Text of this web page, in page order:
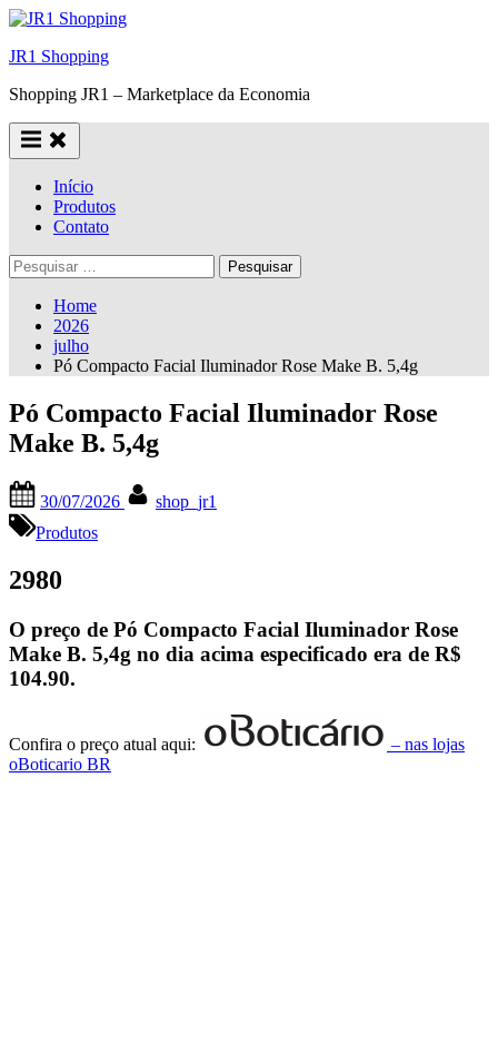
Skip
content
JR1 Shopping
Shopping JR1 – Marketplace da Economia
Início
Produtos
Contato
Pesquisar
por:
Home
2026
julho
Pó Compacto Facial Iluminador Rose Make B. 5,4g
Pó Compacto Facial Iluminador Rose
Make B. 5,4g
on
30/07/2026
shop_jr1
Produtos
2980
O preço de Pó Compacto Facial Iluminador Rose
Make B. 5,4g no dia acima especificado era de R$
104.90.
Confira o preço atual aqui:
– nas lojas
oBoticario BR